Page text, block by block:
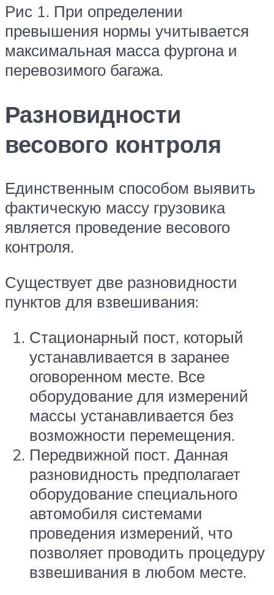
Рис 1. При определении
превышения нормы учитывается
максимальная масса фургона и
перевозимого багажа.
Разновидности
весового контроля
Единственным способом выявить
фактическую массу грузовика
является проведение весового
контроля.
Существует две разновидности
пунктов для взвешивания:
Стационарный пост, который
устанавливается в заранее
оговоренном месте. Все
оборудование для измерений
массы устанавливается без
возможности перемещения.
Передвижной пост. Данная
разновидность предполагает
оборудование специального
автомобиля системами
проведения измерений, что
позволяет проводить процедуру
взвешивания в любом месте.